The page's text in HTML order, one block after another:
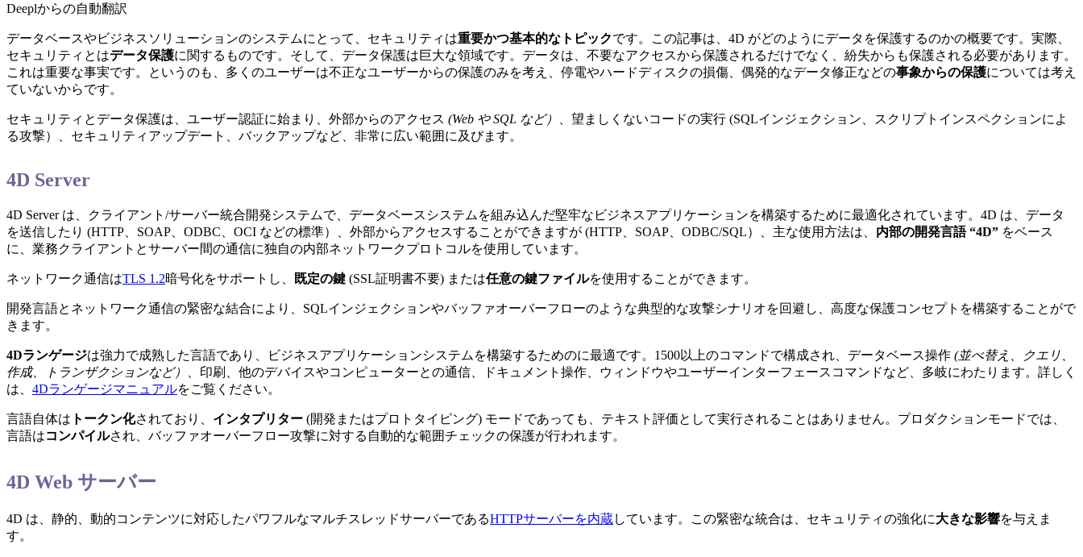
Deeplからの自動翻訳
データベースやビジネスソリューションのシステムにとって、セキュリティは重要かつ基本的なトピックです。この記事は、4D がどのようにデータを保護するのかの概要です。実際、
セキュリティとはデータ保護に関するものです。そして、データ保護は巨大な領域です。データは、不要なアクセスから保護されるだけでなく、紛失からも保護される必要があります。
これは重要な事実です。というのも、多くのユーザーは不正なユーザーからの保護のみを考え、停電やハードディスクの損傷、偶発的なデータ修正などの事象からの保護については考え
ていないからです。
セキュリティとデータ保護は、ユーザー認証に始まり、外部からのアクセス (Web や SQL など）
、望ましくないコードの実行 (SQLインジェクション、スクリプトインスペクションによ
る攻撃）、セキュリティアップデート、バックアップなど、非常に広い範囲に及びます。
4D Server
4D Server は、クライアント/サーバー統合開発システムで、データベースシステムを組み込んだ堅牢なビジネスアプリケーションを構築するために最適化されています。4D は、データ
を送信したり (HTTP、SOAP、ODBC、OCI などの標準）、外部からアクセスすることができますが (HTTP、SOAP、ODBC/SQL）、主な使用方法は、 内部の開発言語 “4D” をベース
に、業務クライアントとサーバー間の通信に独自の内部ネットワークプロトコルを使用しています。
ネットワーク通信はTLS 1.2暗号化をサポートし、 既定の鍵 (SSL証明書不要) または任意の鍵ファイルを使用することができます。
開発言語とネットワーク通信の緊密な結合により、SQLインジェクションやバッファオーバーフローのような典型的な攻撃シナリオを回避し、高度な保護コンセプトを構築することがで
きます。
4Dランゲージは強力で成熟した言語であり、ビジネスアプリケーションシステムを構築するためのに最適です。1500以上のコマンドで構成され、データベース操作 (並べ替え、クエリ、
作成、トランザクションなど）
、印刷、他のデバイスやコンピューターとの通信、ドキュメント操作、ウィンドウやユーザーインターフェースコマンドなど、多岐にわたります。詳しく
は、 4Dランゲージマニュアルをご覧ください。
言語自体は トークン化されており、 インタプリター (開発またはプロトタイピング) モードであっても、テキスト評価として実行されることはありません。プロダクションモードでは、
言語はコンパイルされ、バッファオーバーフロー攻撃に対する自動的な範囲チェックの保護が行われます。
4D Web サーバー
4D は、静的、動的コンテンツに対応したパワフルなマルチスレッドサーバーであるHTTPサーバーを内蔵しています。この緊密な統合は、セキュリティの強化に大きな影響を与えま
す。